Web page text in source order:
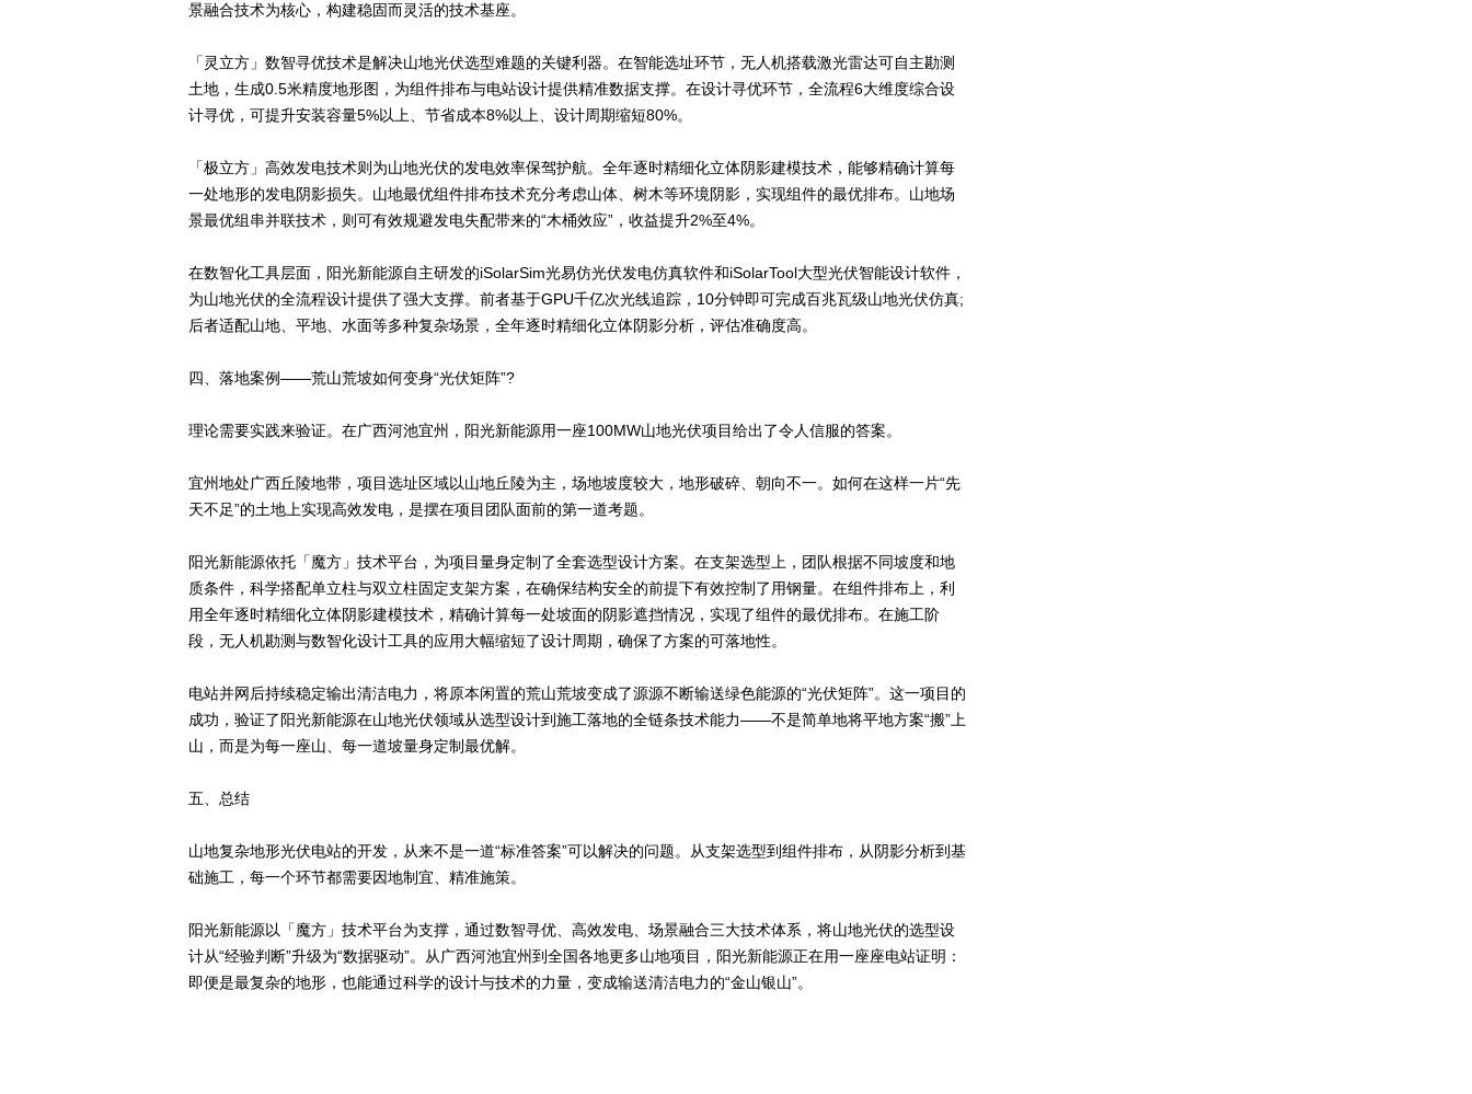
景融合技术为核心，构建稳固而灵活的技术基座。
「灵立方」数智寻优技术是解决山地光伏选型难题的关键利器。在智能选址环节，无人机搭载激光雷达可自主勘测
土地，生成0.5米精度地形图，为组件排布与电站设计提供精准数据支撑。在设计寻优环节，全流程6大维度综合设
计寻优，可提升安装容量5%以上、节省成本8%以上、设计周期缩短80%。
「极立方」高效发电技术则为山地光伏的发电效率保驾护航。全年逐时精细化立体阴影建模技术，能够精确计算每
一处地形的发电阴影损失。山地最优组件排布技术充分考虑山体、树木等环境阴影，实现组件的最优排布。山地场
景最优组串并联技术，则可有效规避发电失配带来的“木桶效应”，收益提升2%至4%。
在数智化工具层面，阳光新能源自主研发的iSolarSim光易仿光伏发电仿真软件和iSolarTool大型光伏智能设计软件，
为山地光伏的全流程设计提供了强大支撑。前者基于GPU千亿次光线追踪，10分钟即可完成百兆瓦级山地光伏仿真;
后者适配山地、平地、水面等多种复杂场景，全年逐时精细化立体阴影分析，评估准确度高。
四、落地案例——荒山荒坡如何变身“光伏矩阵”?
理论需要实践来验证。在广西河池宜州，阳光新能源用一座100MW山地光伏项目给出了令人信服的答案。
宜州地处广西丘陵地带，项目选址区域以山地丘陵为主，场地坡度较大，地形破碎、朝向不一。如何在这样一片“先
天不足”的土地上实现高效发电，是摆在项目团队面前的第一道考题。
阳光新能源依托「魔方」技术平台，为项目量身定制了全套选型设计方案。在支架选型上，团队根据不同坡度和地
质条件，科学搭配单立柱与双立柱固定支架方案，在确保结构安全的前提下有效控制了用钢量。在组件排布上，利
用全年逐时精细化立体阴影建模技术，精确计算每一处坡面的阴影遮挡情况，实现了组件的最优排布。在施工阶
段，无人机勘测与数智化设计工具的应用大幅缩短了设计周期，确保了方案的可落地性。
电站并网后持续稳定输出清洁电力，将原本闲置的荒山荒坡变成了源源不断输送绿色能源的“光伏矩阵”。这一项目的
成功，验证了阳光新能源在山地光伏领域从选型设计到施工落地的全链条技术能力——不是简单地将平地方案“搬”上
山，而是为每一座山、每一道坡量身定制最优解。
五、总结
山地复杂地形光伏电站的开发，从来不是一道“标准答案”可以解决的问题。从支架选型到组件排布，从阴影分析到基
础施工，每一个环节都需要因地制宜、精准施策。
阳光新能源以「魔方」技术平台为支撑，通过数智寻优、高效发电、场景融合三大技术体系，将山地光伏的选型设
计从“经验判断”升级为“数据驱动”。从广西河池宜州到全国各地更多山地项目，阳光新能源正在用一座座电站证明：
即便是最复杂的地形，也能通过科学的设计与技术的力量，变成输送清洁电力的“金山银山”。